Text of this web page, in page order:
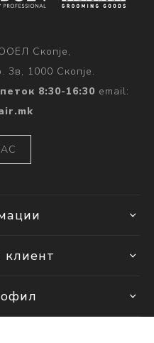
Скопје,
3в, 1000 Скопје.
8:30-16:30 email:
клиент